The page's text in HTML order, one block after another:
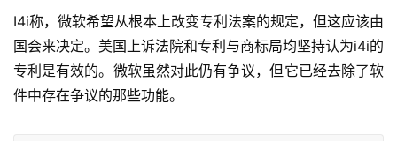
I4i称，微软希望从根本上改变专利法案的规定，但这应该由
国会来决定。美国上诉法院和专利与商标局均坚持认为i4i的
专利是有效的。微软虽然对此仍有争议，但它已经去除了软
件中存在争议的那些功能。